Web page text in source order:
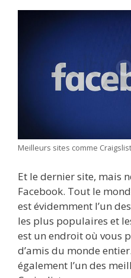
Meilleurs sites comme Craigslist
Et le dernier site, mais
Facebook. Tout le
est évidemment l’un
les plus populaires et
est un endroit où vous
d’amis du monde
également l’un des